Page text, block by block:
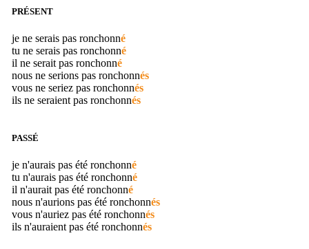
PRÉSENT
je ne serais pas ronchonné
tu ne serais pas ronchonné
il ne serait pas ronchonné
nous ne serions pas ronchonnés
vous ne seriez pas ronchonnés
ils ne seraient pas ronchonnés
PASSÉ
je n'aurais pas été ronchonné
tu n'aurais pas été ronchonné
il n'aurait pas été ronchonné
nous n'aurions pas été ronchonnés
vous n'auriez pas été ronchonnés
ils n'auraient pas été ronchonnés